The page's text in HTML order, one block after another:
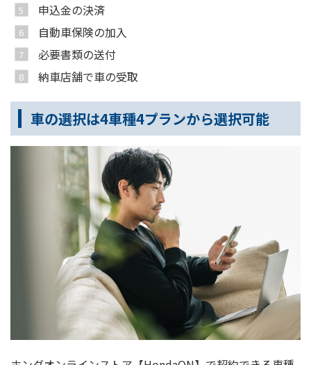
申込金の決済
自動車保険の加入
必要書類の送付
納車店舗で車の受取
車の選択は4車種4プランから選択可能